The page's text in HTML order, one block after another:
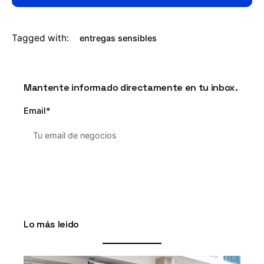
Tagged with: entregas sensibles
Mantente informado directamente en tu inbox.
Email*
Lo más leido